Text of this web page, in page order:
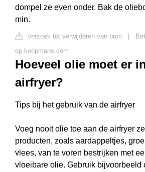
dompel ze even onder. Bak de
min.
Verzoek tot verwijderen van bron
op koopmans.com
Hoeveel olie moet er
airfryer?
Tips bij het gebruik van de airfryer
Voeg nooit olie toe aan de airfryer
producten, zoals aardappeltjes,
vlees, van te voren bestrijken met
vloeibare olie. Gebruik bijvoorbeeld